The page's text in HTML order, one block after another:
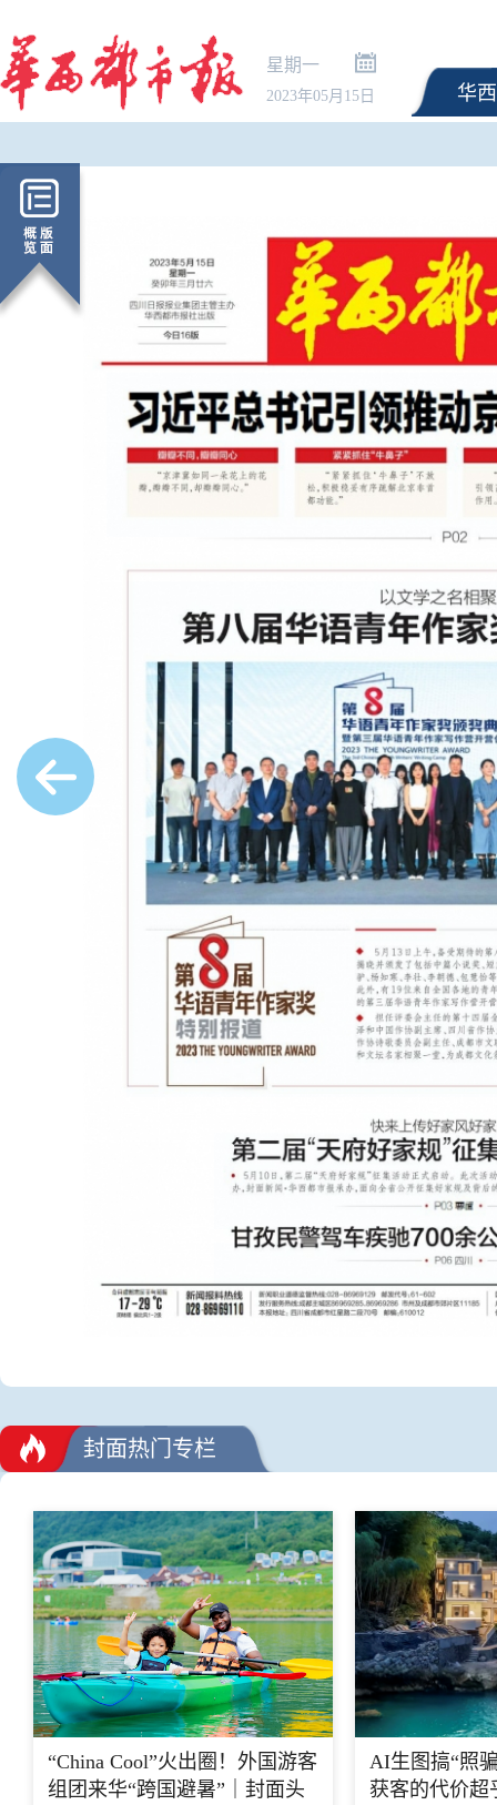
星期一
2023年05月15日 华
王虹、邓煜获菲尔兹奖
碑意义？丘成桐答封面
封面热门专栏
“China Cool”火出圈！外国游客
组团来华“跨国避暑”｜封面头
AI生图搞“照
获客的代价超